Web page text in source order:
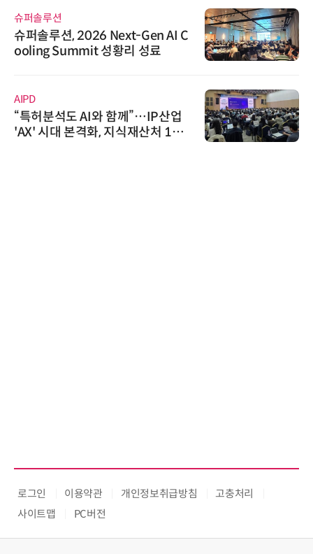
슈퍼솔루션
슈퍼솔루션, 2026 Next-Gen AI C
ooling Summit 성황리 성료
AIPD
“특허분석도 AI와 함께”…IP산업
'AX' 시대 본격화, 지식재산처 1호
로그인 이용약관 개인정보취급방침
고충처리
사이트맵
PC버전